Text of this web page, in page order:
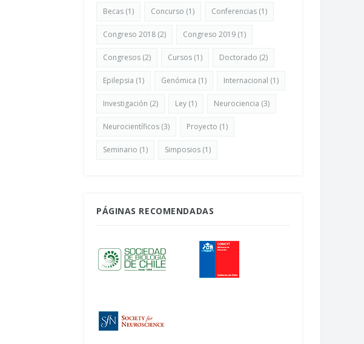
Becas (1) Concurso (1) Conferencias (1)
Congreso 2018 (2) Congreso 2019 (1)
Congresos (2) Cursos (1) Doctorado (2)
Epilepsia (1) Genómica (1) Internacional (1)
Investigación (2) Ley (1) Neurociencia (3)
Neurocientíficos (3) Proyecto (1)
Seminario (1) Simposios (1)
PÁGINAS RECOMENDADAS